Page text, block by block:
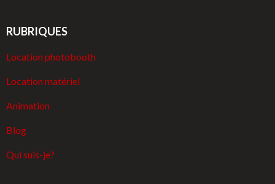
RUBRIQUES
Location photobooth
Location matériel
Animation
Blog
Qui suis-je?